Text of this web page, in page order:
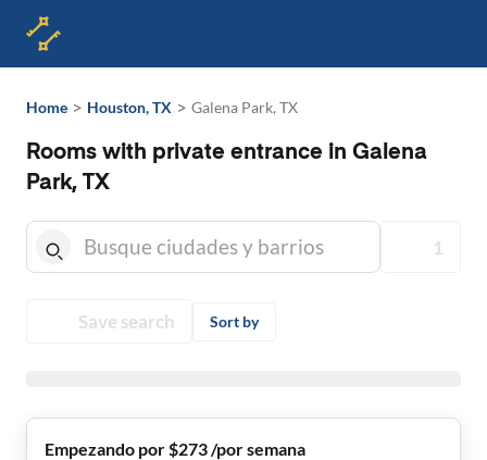
Home > Houston, TX > Galena Park, TX
Rooms with private entrance in Galena
Park, TX
1
Save search Sort by
Empezando por $273 /por semana